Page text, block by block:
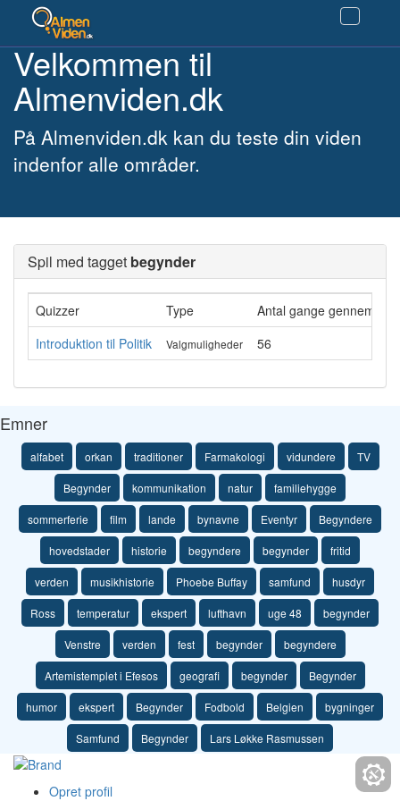
Velkommen til
Almenviden.dk
På Almenviden.dk kan du teste din viden
indenfor alle områder.
Spil med tagget begynder
Quizzer Type
Antal gange gennemført
Introduktion til Politik
Valgmuligheder 56
Emner
alfabet orkan traditioner Farmakologi vidundere TV
Begynder kommunikation natur familiehygge
sommerferie film lande bynavne Eventyr Begyndere
hovedstader historie begyndere begynder fritid
verden musikhistorie Phoebe Buffay samfund husdyr
Ross temperatur ekspert lufthavn uge 48 begynder
Venstre verden fest begynder begyndere
Artemistemplet i Efesos geografi begynder Begynder
humor ekspert Begynder Fodbold Belgien bygninger
Samfund Begynder Lars Løkke Rasmussen
Opret profil